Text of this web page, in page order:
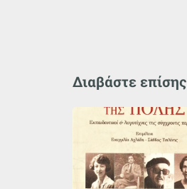
Διαβάστε επίσης